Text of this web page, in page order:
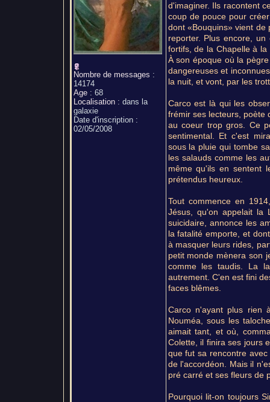
Nombre de messages :
14174
Age: 68
Localisation: dans la
galaxie
Date d'inscription :
02/05/2008
d'imaginer. Ils racontent
coup de pouce pour
dont «Bouquins» vient
reporter. Plus encore,
fortifs, de la Chapelle à
À son époque où la
dangereuses et
la nuit, et vont, par les
Carco est là qui les
frémir ses lecteurs, poète
au coeur trop gros. Ce
sentimental. Et c'est
sous la pluie qui tombe
les salauds comme les
même qu'ils en sentent
prétendus heureux.
Tout commence en
Jésus, qu'on appelait la
suicidaire, annonce les
la fatalité emporte, et
à masquer leurs rides,
petit monde mènera son
comme les taudis. La
autrement. C'en est fini
faces blêmes.
Carco n'ayant plus rien
Nouméa, sous les
aimait tant, et où,
Colette, il finira ses jours
que fut sa rencontre
de l'accordéon. Mais il
pré carré et ses fleurs de
Pourquoi lit-on toujours